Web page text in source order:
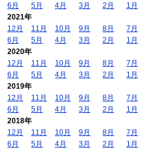
6月
5月 4月 3月 2月
1月
2021年
12月
11月 10月 9月 8月
7月
6月
5月 4月 3月 2月
1月
2020年
12月
11月 10月 9月 8月
7月
6月
5月 4月 3月 2月
1月
2019年
12月
11月 10月 9月 8月
7月
6月
5月 4月 3月 2月
1月
2018年
12月
11月 10月 9月 8月
7月
6月
5月 4月 3月 2月
1月